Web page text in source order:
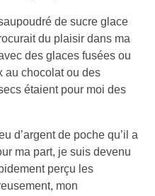
de sucre glace
du plaisir dans ma
des glaces fusées ou
au chocolat ou des
étaient pour moi des
d’argent de poche qu’il a
ma part, je suis devenu
perçu les
mon